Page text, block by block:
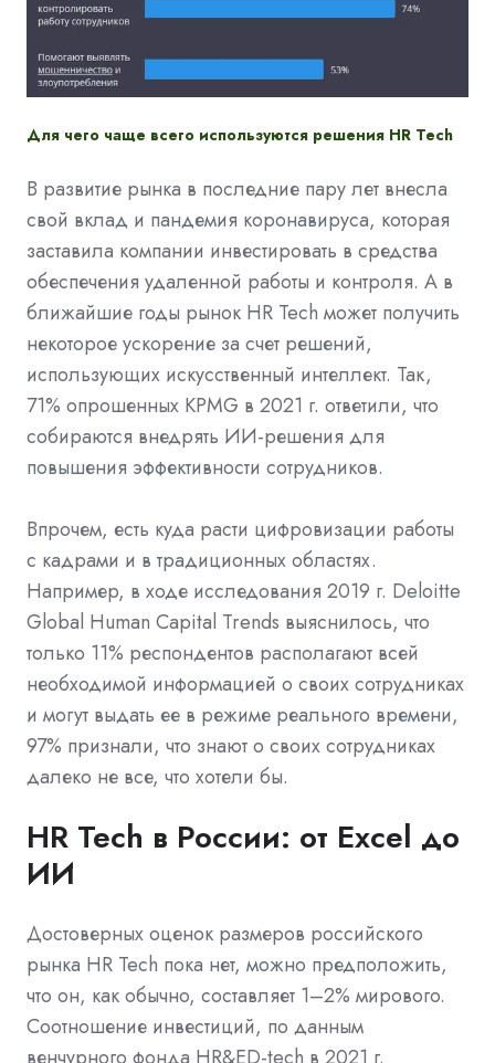
Для чего чаще всего используются решения HR Tech
В развитие рынка в последние пару лет внесла
свой вклад и пандемия коронавируса, которая
заставила компании инвестировать в средства
обеспечения удаленной работы и контроля. А в
ближайшие годы рынок HR Tech может получить
некоторое ускорение за счет решений,
использующих искусственный интеллект. Так,
71% опрошенных KPMG в 2021 г. ответили, что
собираются внедрять ИИ-решения для
повышения эффективности сотрудников.
Впрочем, есть куда расти цифровизации работы
с кадрами и в традиционных областях.
Например, в ходе исследования 2019 г. Deloitte
Global Human Capital Trends выяснилось, что
только 11% респондентов располагают всей
необходимой информацией о своих сотрудниках
и могут выдать ее в режиме реального времени,
97% признали, что знают о своих сотрудниках
далеко не все, что хотели бы.
HR Tech в России: от Excel до
ИИ
Достоверных оценок размеров российского
рынка HR Tech пока нет, можно предположить,
что он, как обычно, составляет 1–2% мирового.
Соотношение инвестиций, по данным